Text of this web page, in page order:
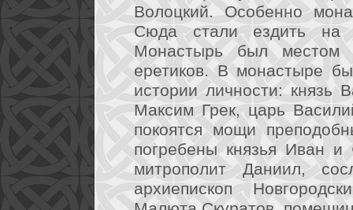
Волоцкий. Особенно
Сюда стали ездить на
Монастырь был местом
еретиков. В монастыре
истории личности: князь
Максим Грек, царь
покоятся мощи
погребены князья Иван
митрополит Даниил,
архиепископ